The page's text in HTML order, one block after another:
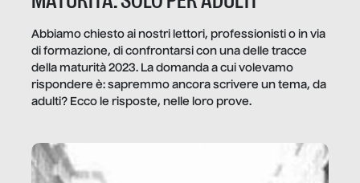
Abbiamo chiesto ai nostri lettori, professionisti o in via
di formazione, di confrontarsi con una delle tracce
della maturità 2023. La domanda a cui volevamo
rispondere è: sapremmo ancora scrivere un tema, da
adulti? Ecco le risposte, nelle loro prove.